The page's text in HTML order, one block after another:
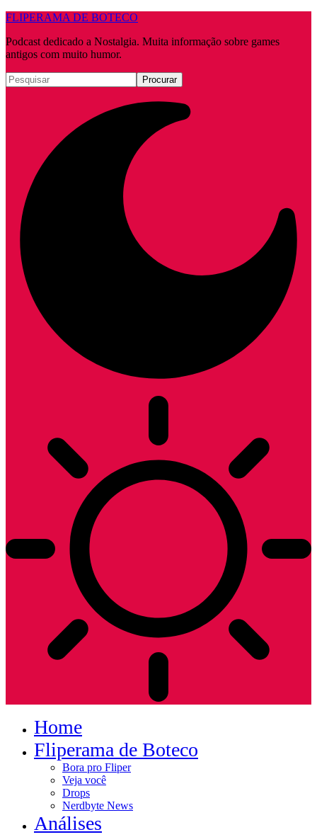
FLIPERAMA DE BOTECO
Podcast dedicado a Nostalgia. Muita informação sobre games
antigos com muito humor.
Home
Fliperama de Boteco
Bora pro Fliper
Veja você
Drops
Nerdbyte News
Análises